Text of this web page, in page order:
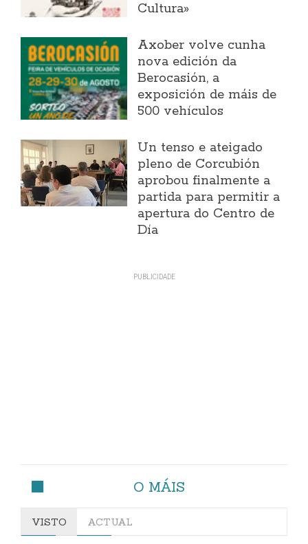
Cultura»
Axober volve cunha
nova edición da
Berocasión, a
exposición de máis de
500 vehículos
Un tenso e ateigado
pleno de Corcubión
aprobou finalmente a
partida para permitir a
apertura do Centro de
Día
O MÁIS
VISTO ACTUAL